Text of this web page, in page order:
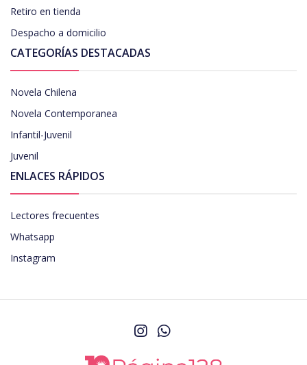
Retiro en tienda
Despacho a domicilio
CATEGORÍAS DESTACADAS
Novela Chilena
Novela Contemporanea
Infantil-Juvenil
Juvenil
ENLACES RÁPIDOS
Lectores frecuentes
Whatsapp
Instagram